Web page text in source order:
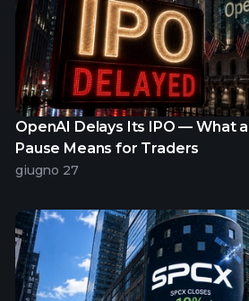
OpenAI Delays Its IPO — What
Pause Means for Traders
giugno 27